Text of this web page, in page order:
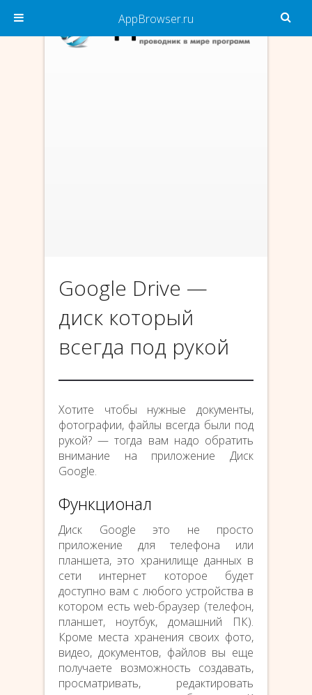
Google Drive —
диск который
всегда под рукой
Хотите чтобы нужные документы,
фотографии, файлы всегда были под
рукой? — тогда вам надо обратить
внимание на приложение Диск
Google.
Функционал
Диск Google это не просто
приложение для телефона или
планшета, это хранилище данных в
сети интернет которое будет
доступно вам с любого устройства в
котором есть web-браузер (телефон,
планшет, ноутбук, домашний ПК).
Кроме места хранения своих фото,
видео, документов, файлов вы еще
получаете возможность создавать,
просматривать, редактировать
AppBrowser.ru